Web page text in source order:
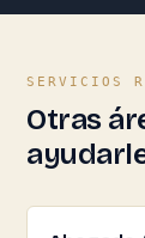
SERVICIOS
Otras